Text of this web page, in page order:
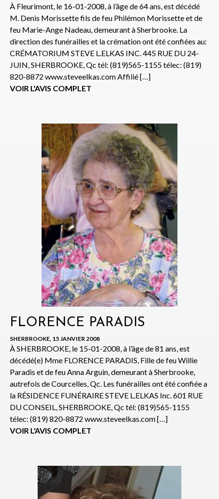
À Fleurimont, le 16-01-2008, à l’âge de 64 ans, est décédé
M. Denis Morissette fils de feu Philémon Morissette et de
feu Marie-Ange Nadeau, demeurant à Sherbrooke. La
direction des funérailles et la crémation ont été confiées au:
CRÉMATORIUM STEVE L.ELKAS INC. 445 RUE DU 24-
JUIN, SHERBROOKE, Qc tél: (819)565-1155 télec: (819)
820-8872 www.steveelkas.com Affilié […]
VOIR L'AVIS COMPLET
FLORENCE PARADIS
SHERBROOKE, 15 JANVIER 2008
À SHERBROOKE, le 15-01-2008, à l’âge de 81 ans, est
décédé(e) Mme FLORENCE PARADIS, Fille de feu Willie
Paradis et de feu Anna Arguin, demeurant à Sherbrooke,
autrefois de Courcelles, Qc. Les funérailles ont été confiée a
la RÉSIDENCE FUNÉRAIRE STEVE L.ELKAS Inc. 601 RUE
DU CONSEIL, SHERBROOKE, Qc tél: (819)565-1155
télec: (819) 820-8872 www.steveelkas.com […]
VOIR L'AVIS COMPLET